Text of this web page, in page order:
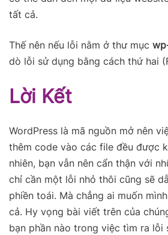
tất cả.
Thế nên nếu lỗi nằm ở thư mục
dò lỗi sử dụng bằng cách thứ hai
Lời Kết
WordPress là mã nguồn mở nên
thêm code vào các file đều được
nhiên, bạn vẫn nên cẩn thận với
chỉ cần một lỗi nhỏ thôi cũng sẽ
phiền toái. Mà chẳng ai muốn
cả. Hy vọng bài viết trên của
bạn phần nào trong việc tìm ra lỗi